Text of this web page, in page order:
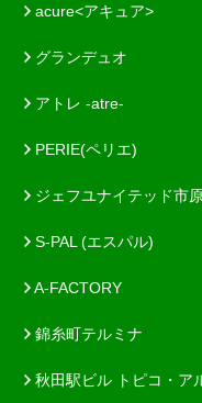
acure<アキュア>
グランデュオ
アトレ -atre-
PERIE(ペリエ)
ジェフユナイテッド市
S-PAL (エスパル)
A-FACTORY
錦糸町テルミナ
秋田駅ビル トピコ・ア